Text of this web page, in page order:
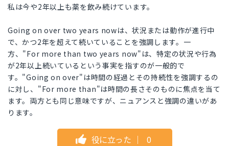
私は今や2年以上も薬を飲み続けています。
Going on over two years nowは、状況または動作が進行中
で、かつ2年を超えて続いていることを強調します。一
方、"For more than two years now"は、特定の状況や行為
が2年以上続いているという事実を指すのが一般的で
す。"Going on over"は時間の経過とその持続性を強調するの
に対し、"For more than"は時間の長さそのものに焦点を当て
ます。両方とも同じ意味ですが、ニュアンスと強調の違いがあ
ります。
役に立った ｜ 0